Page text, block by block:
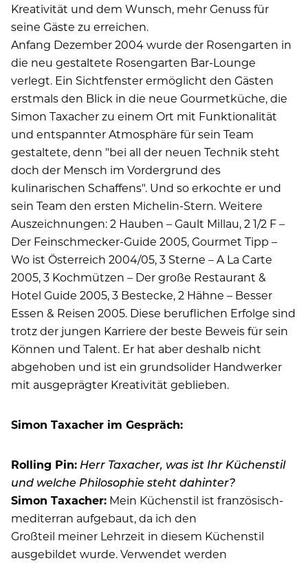
Kreativität und dem Wunsch, mehr Genuss für
seine Gäste zu erreichen.
Anfang Dezember 2004 wurde der Rosengarten in
die neu gestaltete Rosengarten Bar-Lounge
verlegt. Ein Sichtfenster ermöglicht den Gästen
erstmals den Blick in die neue Gourmetküche, die
Simon Taxacher zu einem Ort mit Funktionalität
und entspannter Atmosphäre für sein Team
gestaltete, denn "bei all der neuen Technik steht
doch der Mensch im Vordergrund des
kulinarischen Schaffens". Und so erkochte er und
sein Team den ersten Michelin-Stern. Weitere
Auszeichnungen: 2 Hauben – Gault Millau, 2 1/2 F –
Der Feinschmecker-Guide 2005, Gourmet Tipp –
Wo ist Österreich 2004/05, 3 Sterne – A La Carte
2005, 3 Kochmützen – Der große Restaurant &
Hotel Guide 2005, 3 Bestecke, 2 Hähne – Besser
Essen & Reisen 2005. Diese beruflichen Erfolge sind
trotz der jungen Karriere der beste Beweis für sein
Können und Talent. Er hat aber deshalb nicht
abgehoben und ist ein grundsolider Handwerker
mit ausgeprägter Kreativität geblieben.
Simon Taxacher im Gespräch:
Rolling Pin: Herr Taxacher, was ist Ihr Küchenstil
und welche Philosophie steht dahinter?
Simon Taxacher: Mein Küchenstil ist französisch-
mediterran aufgebaut, da ich den
Großteil meiner Lehrzeit in diesem Küchenstil
ausgebildet wurde. Verwendet werden